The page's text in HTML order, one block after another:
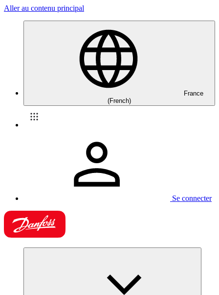
Aller au contenu principal
France
(French)
Se connecter